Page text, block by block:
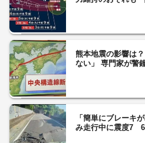
熊本地震の影響は
ない」 専門家が警
「簡単にブレーキ
み走行中に震度7